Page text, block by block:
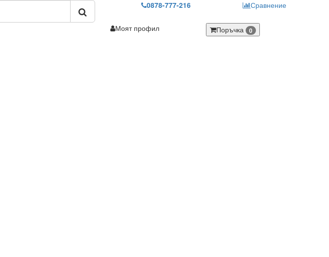
0878-777-216 Сравнение
Моят профил Поръчка 0